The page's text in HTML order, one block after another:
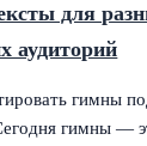
для
аудиторий
гимны
гимны —